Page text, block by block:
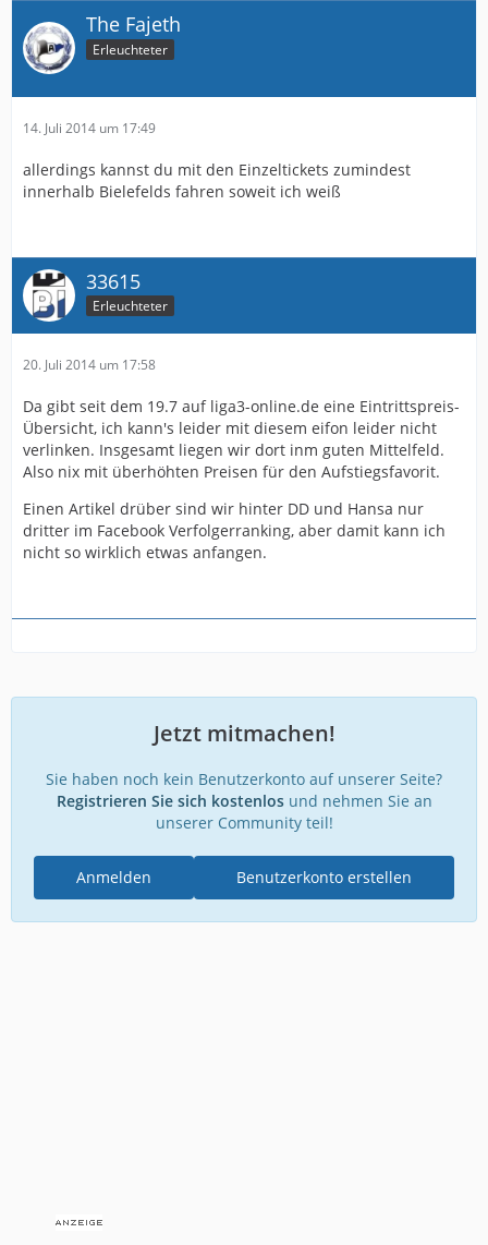
The Fajeth
Erleuchteter
14. Juli 2014 um 17:49
allerdings kannst du mit den Einzeltickets zumindest
innerhalb Bielefelds fahren soweit ich weiß
33615
Erleuchteter
20. Juli 2014 um 17:58
Da gibt seit dem 19.7 auf liga3-online.de eine Eintrittspreis-
Übersicht, ich kann's leider mit diesem eifon leider nicht
verlinken. Insgesamt liegen wir dort inm guten Mittelfeld.
Also nix mit überhöhten Preisen für den Aufstiegsfavorit.
Einen Artikel drüber sind wir hinter DD und Hansa nur
dritter im Facebook Verfolgerranking, aber damit kann ich
nicht so wirklich etwas anfangen.
Jetzt mitmachen!
Sie haben noch kein Benutzerkonto auf unserer Seite?
Registrieren Sie sich kostenlosund nehmen Sie an
unserer Community teil!
Benutzerkonto erstellen
Anmelden